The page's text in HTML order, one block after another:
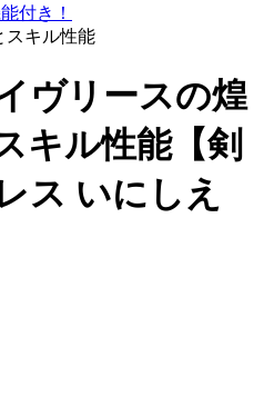
付き！
スキル性能
ヴリースの煌
キル性能【剣
ス いにしえ